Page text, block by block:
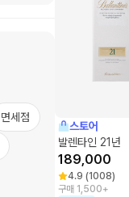
면세점
스토어
발렌타인 21년
189,000
4.9 (1008)
구매 1,500+